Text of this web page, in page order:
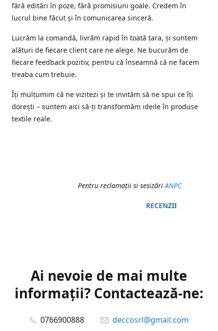
fără editări în poze, fără promisiuni goale. Credem în
lucrul bine făcut și în comunicarea sinceră.
Lucrăm la comandă, livrăm rapid în toată țara, și suntem
alături de fiecare client care ne alege. Ne bucurăm de
fiecare feedback pozitiv, pentru că înseamnă că ne facem
treaba cum trebuie.
Îți mulțumim că ne vizitezi și te invităm să ne spui ce îți
dorești – suntem aici să-ți transformăm ideile în produse
textile reale.
Pentru reclamaţii si sesizăriANPC
RECENZII
Ai nevoie de mai multe
informații? Contactează-ne:
0766900888 deccosrl@gmail.com